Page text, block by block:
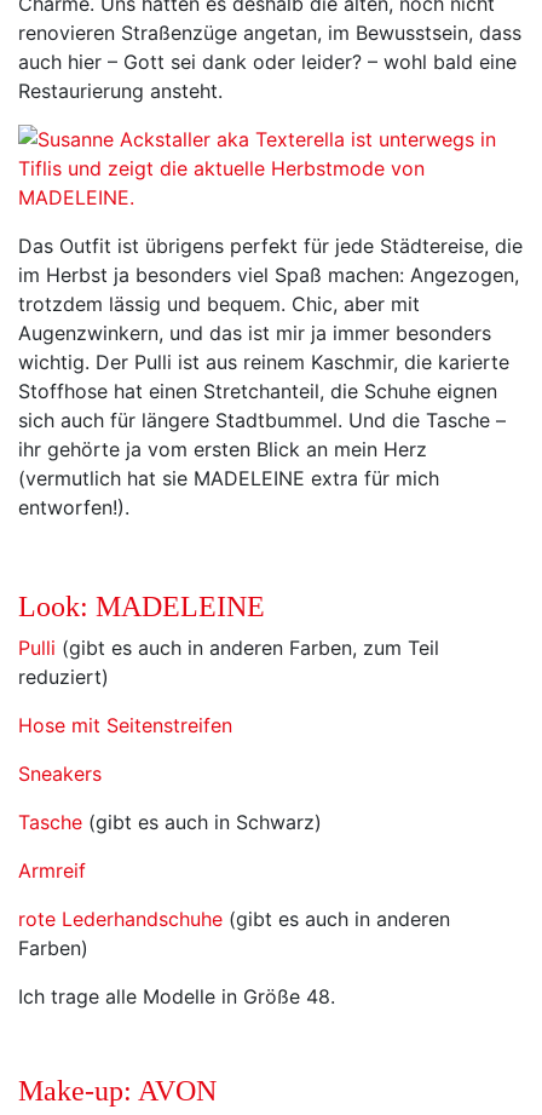
renovieren Straßenzüge angetan, im Bewusstsein, dass
auch hier – Gott sei dank oder leider? – wohl bald eine
Restaurierung ansteht.
Das Outfit ist übrigens perfekt für jede Städtereise, die
im Herbst ja besonders viel Spaß machen: Angezogen,
trotzdem lässig und bequem. Chic, aber mit
Augenzwinkern, und das ist mir ja immer besonders
wichtig. Der Pulli ist aus reinem Kaschmir, die karierte
Stoffhose hat einen Stretchanteil, die Schuhe eignen
sich auch für längere Stadtbummel. Und die Tasche –
ihr gehörte ja vom ersten Blick an mein Herz
(vermutlich hat sie MADELEINE extra für mich
entworfen!).
Look: MADELEINE
Pulli (gibt es auch in anderen Farben, zum Teil
reduziert)
Hose mit Seitenstreifen
Sneakers
Tasche (gibt es auch in Schwarz)
Armreif
rote Lederhandschuhe (gibt es auch in anderen
Farben)
Ich trage alle Modelle in Größe 48.
Make-up: AVON